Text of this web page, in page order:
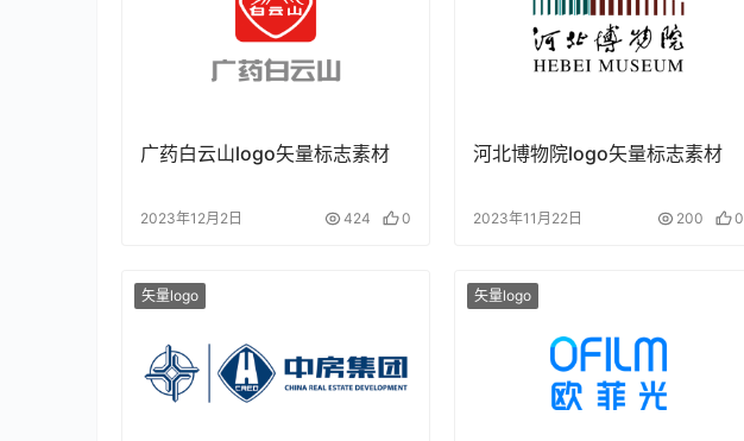
广药白云山logo矢量标志素材
2023年12月2日 424 0
河北博物院logo矢量标志素材
2023年11月22日 200 0
矢量logo 矢量logo